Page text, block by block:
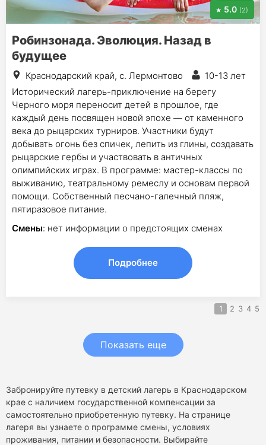
5.0 (2)
Робинзонада. Эволюция. Назад в
будущее
Краснодарский край, с. Лермонтово
10-13 лет
Исторический лагерь-приключение на берегу
Черного моря переносит детей в прошлое, где
каждый день посвящен новой эпохе — от каменного
века до рыцарских турниров. Участники будут
добывать огонь без спичек, лепить из глины, создавать
рыцарские гербы и участвовать в античных
олимпийских играх. В программе: мастер-классы по
выживанию, театральному ремеслу и основам первой
помощи. Собственный песчано-галечный пляж,
пятиразовое питание.
Смены: нет информации о предстоящих сменах
Подробнее
1 2 3 4 5
Показать еще
Забронируйте путевку в детский лагерь в Краснодарском
крае с наличием государственной компенсации за
самостоятельно приобретенную путевку. На странице
лагеря вы узнаете о программе смены, условиях
проживания, питании и безопасности. Выбирайте